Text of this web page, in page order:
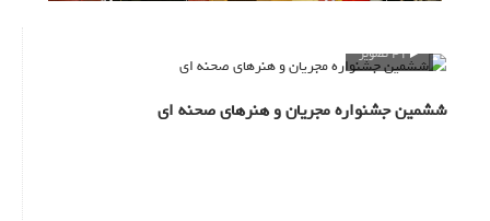
41 تصویر
ششمین جشنواره مجریان و هنرهای صحنه ای